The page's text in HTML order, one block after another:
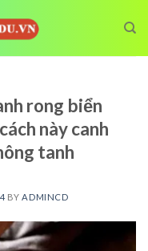
rong biển
này canh
tanh
BY ADMINCD